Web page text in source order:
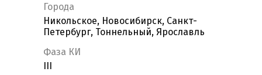
Города
Никольское, Новосибирск, Санкт-
Петербург, Тоннельный, Ярославль
Фаза КИ